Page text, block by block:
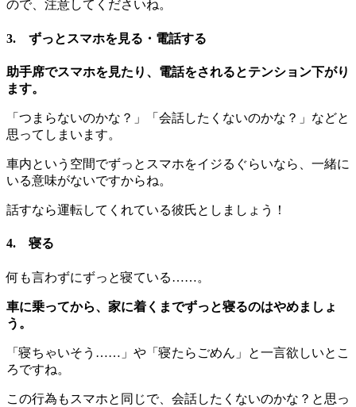
ので、注意してくださいね。
3. ずっとスマホを見る・電話する
助手席でスマホを見たり、電話をされるとテンション下がり
ます。
「つまらないのかな？」「会話したくないのかな？」などと
思ってしまいます。
車内という空間でずっとスマホをイジるぐらいなら、一緒に
いる意味がないですからね。
話すなら運転してくれている彼氏としましょう！
4. 寝る
何も言わずにずっと寝ている……。
車に乗ってから、家に着くまでずっと寝るのはやめましょ
う。
「寝ちゃいそう……」や「寝たらごめん」と一言欲しいとこ
ろですね。
この行為もスマホと同じで、会話したくないのかな？と思っ